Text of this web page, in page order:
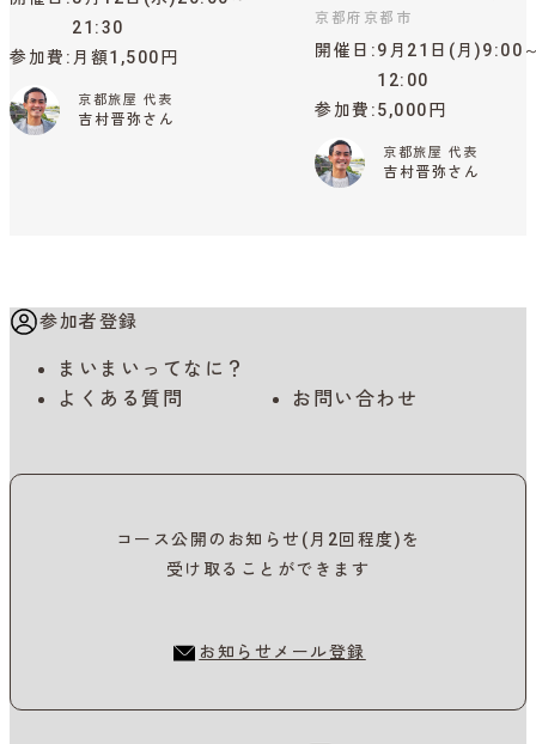
21:30
参加費
月額1,500円
京都旅屋 代表
吉村晋弥さん
京都府京都市
開催日
9月21日(月)9:00
12:00
参加費 5,000円
京都旅屋 代表
吉村晋弥さん
参加者登録
まいまいってなに？
よくある質問
お問い合わせ
コース公開のお知らせ(月2回程度)を
受け取ることができます
お知らせメール登録